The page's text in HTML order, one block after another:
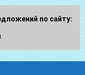
по сайту: